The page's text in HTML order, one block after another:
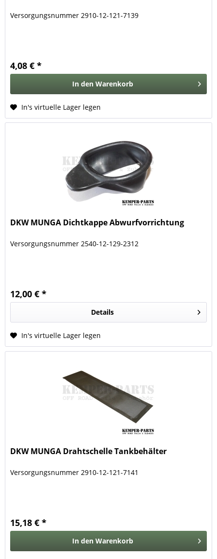
Versorgungsnummer 2910-12-121-7139
4,08 € *
In den Warenkorb
In's virtuelle Lager legen
DKW MUNGA Dichtkappe Abwurfvorrichtung
Versorgungsnummer 2540-12-129-2312
12,00 € *
Details
In's virtuelle Lager legen
DKW MUNGA Drahtschelle Tankbehälter
Versorgungsnummer 2910-12-121-7141
15,18 € *
In den Warenkorb